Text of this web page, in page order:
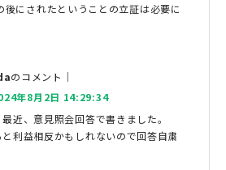
後にされたということの立証は必要に
のコメント｜
年8月2日 14:29:34
近、意見照会回答で書きました。
利益相反かもしれないので回答自粛